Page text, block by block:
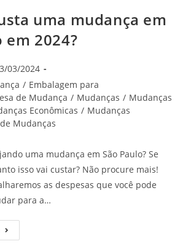
uma mudança em
em 2024?
03/2024
/ Embalagem para
de Mudança / Mudanças / Mudanças
Econômicas / Mudanças
Mudanças
uma mudança em São Paulo? Se
isso vai custar? Não procure mais!
as despesas que você pode
para a…